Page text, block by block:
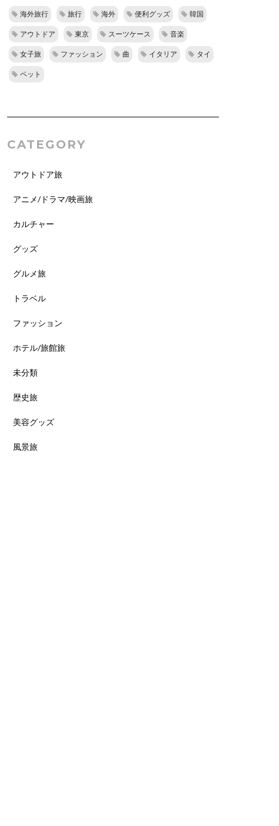
海外旅行 旅行 海外 便利グッズ 韓国
アウトドア 東京 スーツケース 音楽
女子旅 ファッション 曲 イタリア タイ
ペット
CATEGORY
アウトドア旅
アニメ/ドラマ/映画旅
カルチャー
グッズ
グルメ旅
トラベル
ファッション
ホテル/旅館旅
未分類
歴史旅
美容グッズ
風景旅